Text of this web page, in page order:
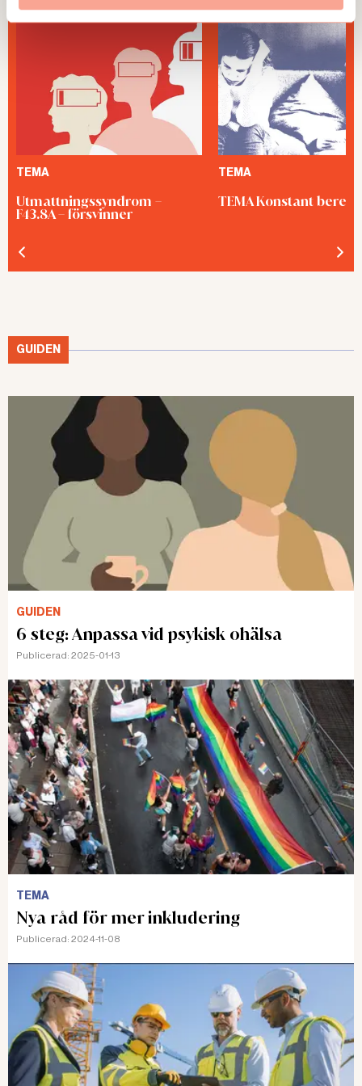
TEMA
Utmattningssyndrom –
F43.8A – försvinner
TEMA
TEMA Konstant
GUIDEN
GUIDEN
6 steg: Anpassa vid psykisk ohälsa
Publicerad: 2025-01-13
TEMA
Nya råd för mer inkludering
Publicerad: 2024-11-08